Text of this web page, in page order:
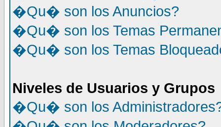
�Qu� son los Anuncios?
�Qu� son los Temas
�Qu� son los Temas
Niveles de Usuarios y Grupos
�Qu� son los